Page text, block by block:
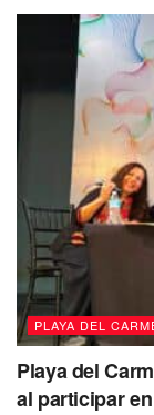
PLAYA DEL
Playa del
al participar